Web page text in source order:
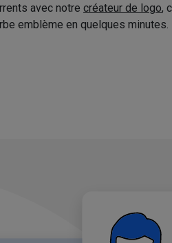
avec notre créateur de logo,
emblème en quelques minutes.